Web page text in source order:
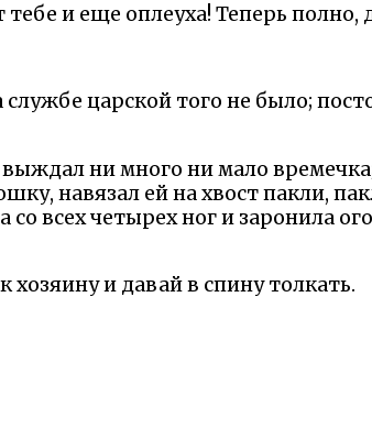
и еще оплеуха! Теперь полно,
царской того не было;
ни много ни мало
навязал ей на хвост пакли,
со всех четырех ног и заронила
и давай в спину толкать.